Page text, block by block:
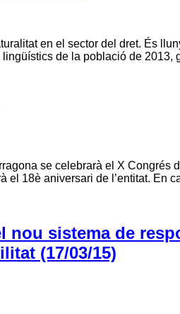
en el sector del dret. És
lingüístics de la població de
se celebrarà el X Congrés
el 18è aniversari de l’entitat. En
nou sistema de
(17/03/15)